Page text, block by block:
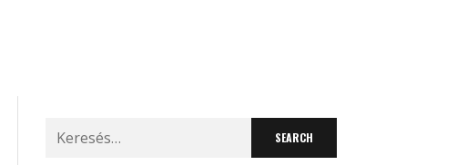
Search
for: